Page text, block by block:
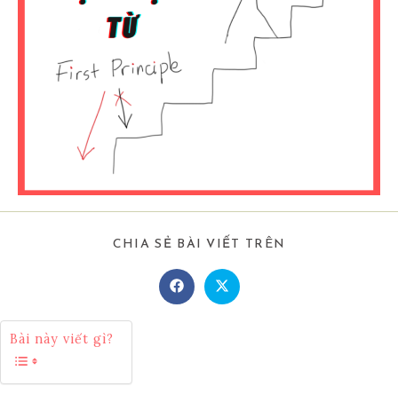
CHIA SẺ BÀI VIẾT TRÊN
Opens
in
Opens
in
Bài này viết gì?